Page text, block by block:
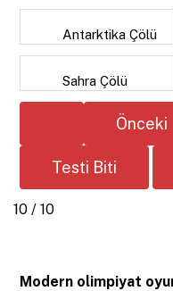
Antarktika Çölü
Sahra Çölü
10 / 10
Modern olimpiyat